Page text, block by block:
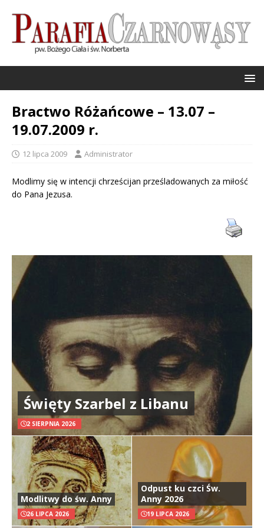
Bractwo Różańcowe – 13.07 –
19.07.2009 r.
12 lipca 2009 Administrator
Modlimy się w intencji chrześcijan prześladowanych za miłość
do Pana Jezusa.
Święty Szarbel z Libanu
2 SIERPNIA 2026
Modlitwy do św. Anny
26 LIPCA 2026
Odpust ku czci Św.
Anny 2026
19 LIPCA 2026